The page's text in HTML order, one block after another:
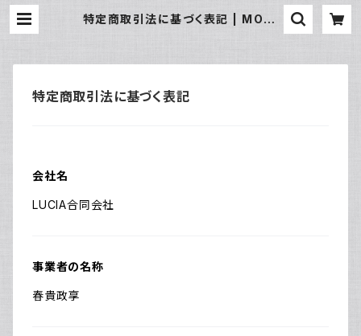
特定商取引法に基づく表記 | MOOI
特定商取引法に基づく表記
会社名
LUCIA合同会社
事業者の名称
春貴政享